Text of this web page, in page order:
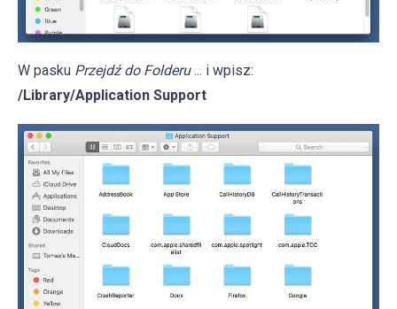
W pasku Przejdź do Folderu ... i wpisz:
/Library/Application Support